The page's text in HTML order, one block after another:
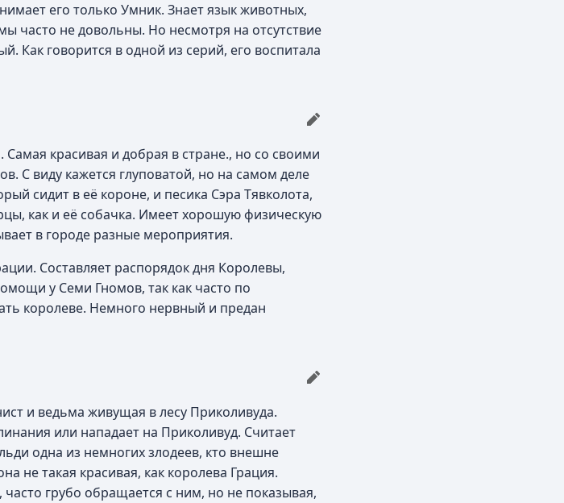
его только Умник. Знает язык животных,
часто не довольны. Но несмотря на отсутствие
Как говорится в одной из серий, его воспитала
красивая и добрая в стране., но со своими
С виду кажется глуповатой, но на самом деле
сидит в её короне, и песика Сэра Тявколота,
как и её собачка. Имеет хорошую физическую
в городе разные мероприятия.
Составляет распорядок дня Королевы,
у Семи Гномов, так как часто по
королеве. Немного нервный и предан
и ведьма живущая в лесу Приколивуда.
или нападает на Приколивуд. Считает
одна из немногих злодеев, кто внешне
не такая красивая, как королева Грация.
грубо обращается с ним, но не показывая,